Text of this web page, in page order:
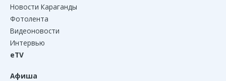
Новости Караганды
Фотолента
Видеоновости
Интервью
eTV
Афиша